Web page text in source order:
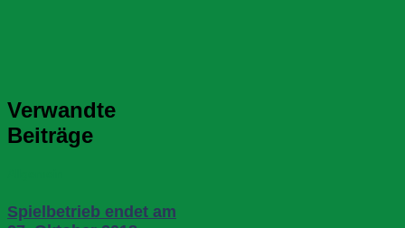
Verwandte
Beiträge
Spielbetrieb endet am